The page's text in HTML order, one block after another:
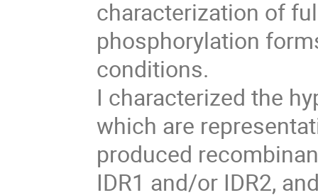
characterization of
phosphorylation
conditions.
I characterized the
which are
produced
IDR1 and/or IDR2,